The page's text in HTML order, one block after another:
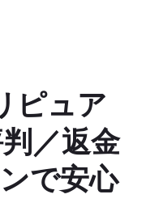
ピュア
／返金
で安心